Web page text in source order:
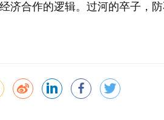
济合作的逻辑。过河的卒子，